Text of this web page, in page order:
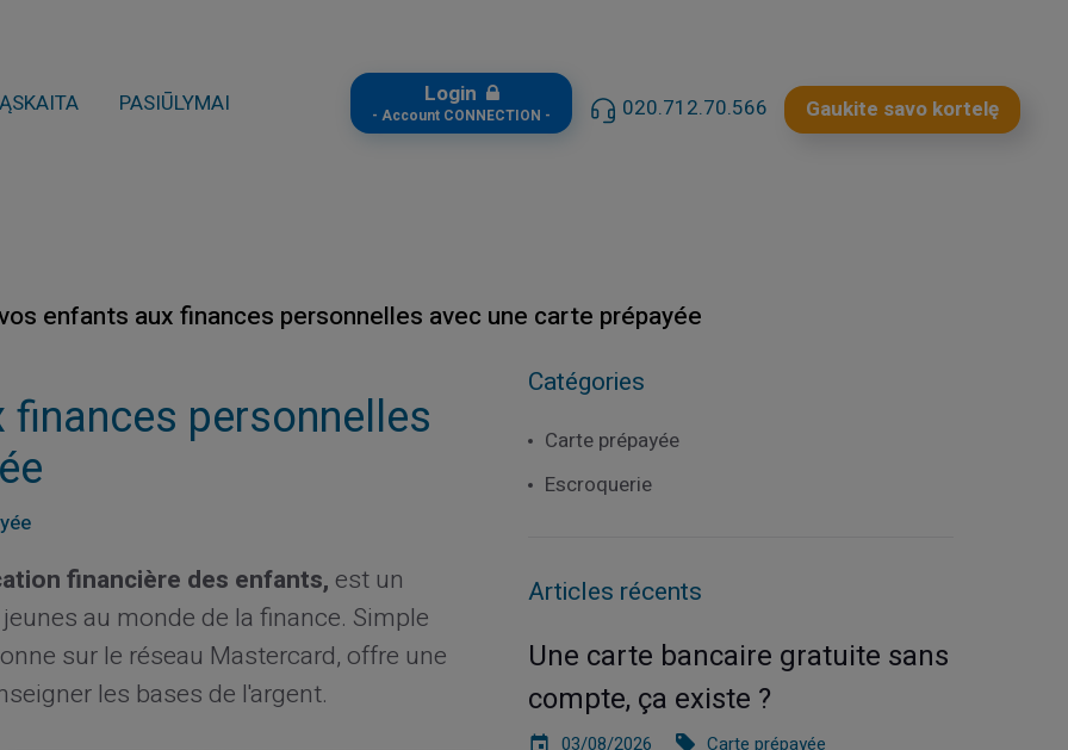
PASIŪLYMAI Login
- Account CONNECTION - 020.712.70.566 Gaukite savo kortelę
enfants aux finances personnelles avec une carte prépayée
personnelles
financière des enfants,est un
au monde de la finance. Simple
sur le réseau Mastercard, offre une
les bases de l'argent.
Catégories
Carte prépayée
Escroquerie
Articles récents
Une carte bancaire gratuite sans
compte, ça existe ?
03/08/2026 Carte prépayée